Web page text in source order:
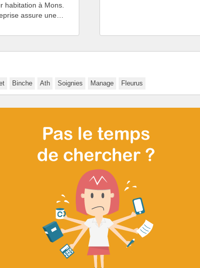
habitation à Mons.
assure une…
Binche Ath Soignies Manage Fleurus